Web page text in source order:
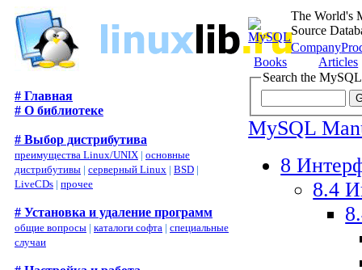
# Главная
# О библиотеке
# Выбор дистрибутива
преимущества Linux/UNIX | основные
дистрибутивы | серверный Linux | BSD |
LiveCDs | прочее
# Установка и удаление программ
общие вопросы | каталоги софта | специальные
случаи
The World's
Source
Company
Books
Articles
Search the
MySQL
8
8.4